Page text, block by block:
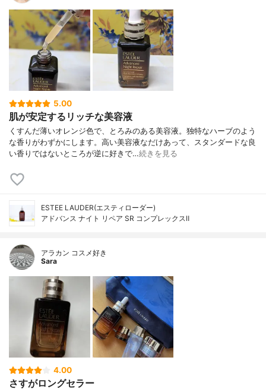
5.00
肌が安定するリッチな美容液
くすんだ薄いオレンジ色で、とろみのある美容液。独特なハーブのよう
な香りがわずかにします。高い美容液なだけあって、スタンダードな良
い香りではないところが逆に好きで…続きを見る
ESTEE LAUDER(エスティローダー)
アドバンス ナイト リペア SR コンプレックスⅡ
アラカン コスメ好き
Sara
4.00
さすがロングセラー